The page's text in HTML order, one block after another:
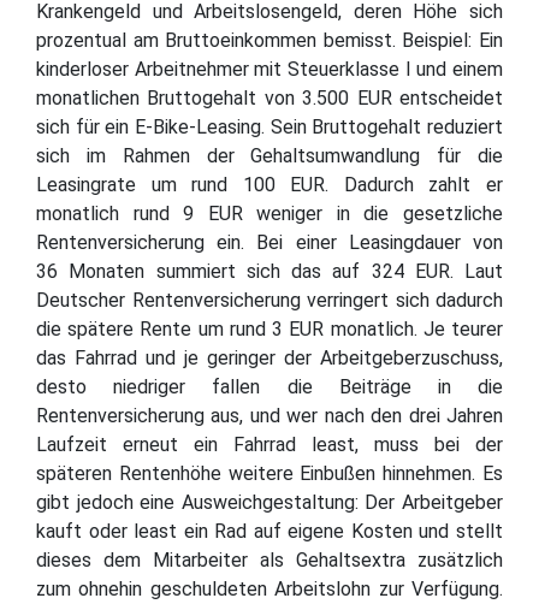
Krankengeld und Arbeitslosengeld, deren Höhe sich
prozentual am Bruttoeinkommen bemisst. Beispiel: Ein
kinderloser Arbeitnehmer mit Steuerklasse I und einem
monatlichen Bruttogehalt von 3.500 EUR entscheidet
sich für ein E-Bike-Leasing. Sein Bruttogehalt reduziert
sich im Rahmen der Gehaltsumwandlung für die
Leasingrate um rund 100 EUR. Dadurch zahlt er
monatlich rund 9 EUR weniger in die gesetzliche
Rentenversicherung ein. Bei einer Leasingdauer von
36 Monaten summiert sich das auf 324 EUR. Laut
Deutscher Rentenversicherung verringert sich dadurch
die spätere Rente um rund 3 EUR monatlich. Je teurer
das Fahrrad und je geringer der Arbeitgeberzuschuss,
desto niedriger fallen die Beiträge in die
Rentenversicherung aus, und wer nach den drei Jahren
Laufzeit erneut ein Fahrrad least, muss bei der
späteren Rentenhöhe weitere Einbußen hinnehmen. Es
gibt jedoch eine Ausweichgestaltung: Der Arbeitgeber
kauft oder least ein Rad auf eigene Kosten und stellt
dieses dem Mitarbeiter als Gehaltsextra zusätzlich
zum ohnehin geschuldeten Arbeitslohn zur Verfügung.